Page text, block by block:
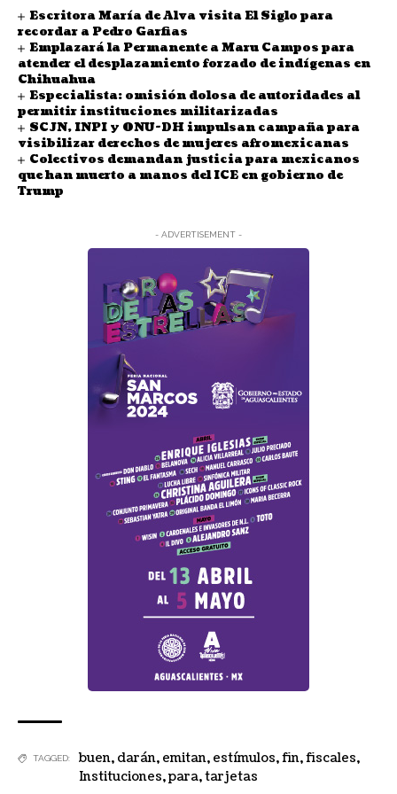
Escritora María de Alva visita El Siglo para
recordar a Pedro Garfias
Emplazará la Permanente a Maru Campos para
atender el desplazamiento forzado de indígenas en
Chihuahua
Especialista: omisión dolosa de autoridades al
permitir instituciones militarizadas
SCJN, INPI y ONU-DH impulsan campaña para
visibilizar derechos de mujeres afromexicanas
Colectivos demandan justicia para mexicanos
que han muerto a manos del ICE en gobierno de
Trump
- ADVERTISEMENT -
TAGGED: buen, darán, emitan, estímulos,fin,fiscales,
Instituciones,para,tarjetas